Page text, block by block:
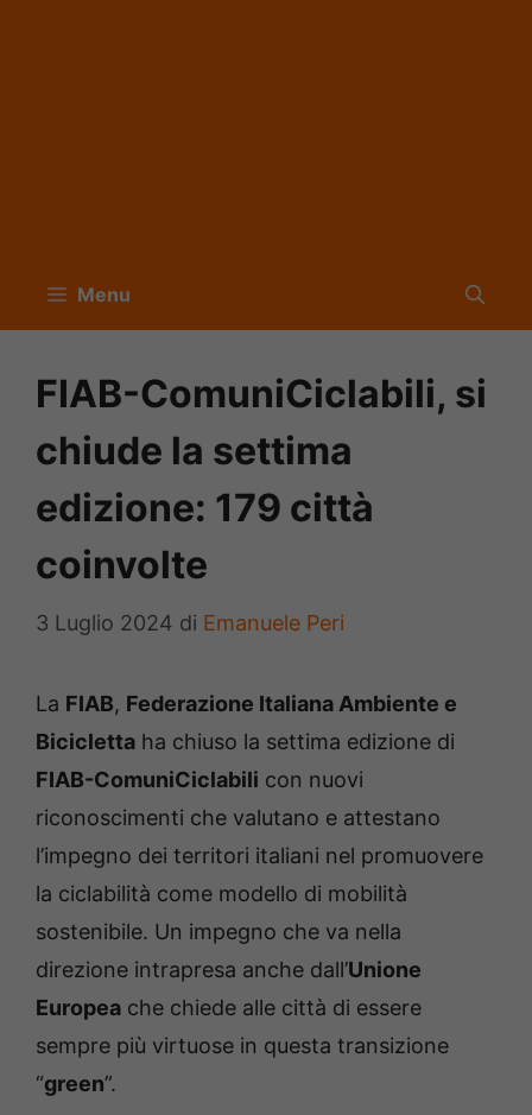
Menu
FIAB-ComuniCiclabili, si
chiude la settima
edizione: 179 città
coinvolte
3 Luglio 2024 di Emanuele Peri
La FIAB, Federazione Italiana Ambiente e
Bicicletta ha chiuso la settima edizione di
FIAB-ComuniCiclabili con nuovi
riconoscimenti che valutano e attestano
l’impegno dei territori italiani nel promuovere
la ciclabilità come modello di mobilità
sostenibile. Un impegno che va nella
direzione intrapresa anche dall’Unione
Europea che chiede alle città di essere
sempre più virtuose in questa transizione
“green”.